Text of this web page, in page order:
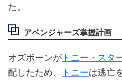
た。
アベンジャーズ掌握計画
オズボーンが トニー・スタ
配したため、
トニーは逃亡